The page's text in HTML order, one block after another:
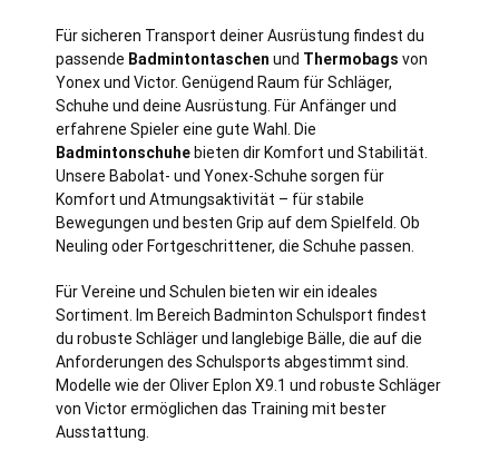
Für sicheren Transport deiner Ausrüstung findest du
passende Badmintontaschen und Thermobags von
Yonex und Victor. Genügend Raum für Schläger,
Schuhe und deine Ausrüstung. Für Anfänger und
erfahrene Spieler eine gute Wahl. Die
Badmintonschuhe bieten dir Komfort und Stabilität.
Unsere Babolat- und Yonex-Schuhe sorgen für
Komfort und Atmungsaktivität – für stabile
Bewegungen und besten Grip auf dem Spielfeld. Ob
Neuling oder Fortgeschrittener, die Schuhe passen.
Für Vereine und Schulen bieten wir ein ideales
Sortiment. Im Bereich Badminton Schulsport findest
du robuste Schläger und langlebige Bälle, die auf die
Anforderungen des Schulsports abgestimmt sind.
Modelle wie der Oliver Eplon X9.1 und robuste Schläger
von Victor ermöglichen das Training mit bester
Ausstattung.